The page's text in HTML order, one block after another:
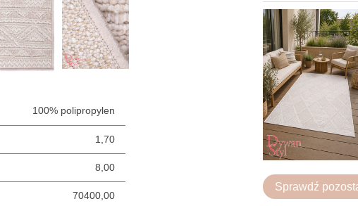
100% polipropylen
1,70
8,00
70400,00
Sprawdź